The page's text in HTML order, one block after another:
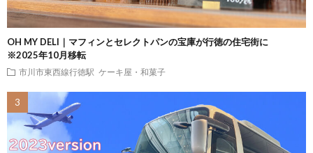
OH MY DELI｜マフィンとセレクトパンの宝庫が行徳の住宅街に
※2025年10月移転
市川市東西線行徳駅 ケーキ屋・和菓子